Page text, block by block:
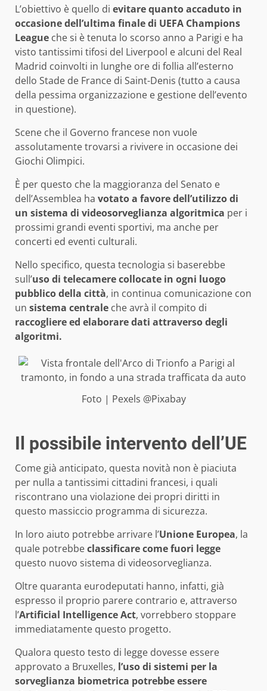
L’obiettivo è quello di evitare quanto accaduto in
occasione dell’ultima finale di UEFA Champions
League che si è tenuta lo scorso anno a Parigi e ha
visto tantissimi tifosi del Liverpool e alcuni del Real
Madrid coinvolti in lunghe ore di follia all’esterno
dello Stade de France di Saint-Denis (tutto a causa
della pessima organizzazione e gestione dell’evento
in questione).
Scene che il Governo francese non vuole
assolutamente trovarsi a rivivere in occasione dei
Giochi Olimpici.
È per questo che la maggioranza del Senato e
dell’Assemblea ha votato a favore dell’utilizzo di
un sistema di videosorveglianza algoritmica per i
prossimi grandi eventi sportivi, ma anche per
concerti ed eventi culturali.
Nello specifico, questa tecnologia si baserebbe
sull’uso di telecamere collocate in ogni luogo
pubblico della città, in continua comunicazione con
un sistema centrale che avrà il compito di
raccogliere ed elaborare dati attraverso degli
algoritmi.
Foto | Pexels @Pixabay
Il possibile intervento dell’UE
Come già anticipato, questa novità non è piaciuta
per nulla a tantissimi cittadini francesi, i quali
riscontrano una violazione dei propri diritti in
questo massiccio programma di sicurezza.
In loro aiuto potrebbe arrivare l’Unione Europea, la
quale potrebbeclassificare come fuori legge
questo nuovo sistema di videosorveglianza.
Oltre quaranta eurodeputati hanno, infatti, già
espresso il proprio parere contrario e, attraverso
l’Artificial Intelligence Act, vorrebbero stoppare
immediatamente questo progetto.
Qualora questo testo di legge dovesse essere
approvato a Bruxelles, l’uso di sistemi per la
sorveglianza biometrica potrebbe essere